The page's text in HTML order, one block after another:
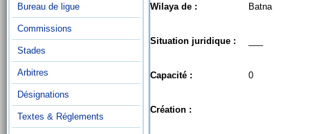
Bureau de ligue
Commissions
Stades
Arbitres
Désignations
Textes & Réglements
Wilaya de : Batna
Situation juridique :
Capacité : 0
Création :